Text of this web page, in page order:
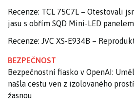
Recenze: TCL 75C7L – Otestovali
jasu s obřím SQD Mini-LED panelem
Recenze: JVC XS-E934B –
BEZPEČNOST
Bezpečnostní fiasko v OpenAI:
našla cestu ven z izolovaného
žasnou